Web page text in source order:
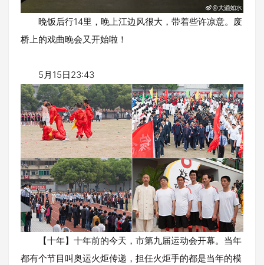
晚饭后行14里，晚上江边风很大，带着些许凉意。废
桥上的戏曲晚会又开始啦！
5月15日23:43
【十年】十年前的今天，市第九届运动会开幕。当年
都有个节目叫奥运火炬传递，担任火炬手的都是当年的模